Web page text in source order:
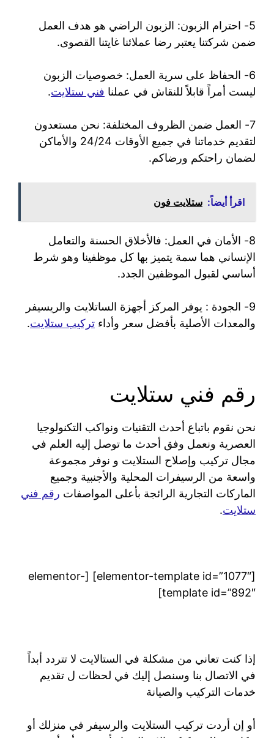
5- احترام الزبون: الزبون الراضي هو هدف العمل
ضمن شركتنا يعتبر رضا عملائنا غايتنا القصوى.
6- الحفاظ على سرية العمل: خصوصيات الزبون
ليست أمراً قابلاً للنقاش في عملنا فني ستلايت.
7- العمل ضمن الظروف المختلفة: نحن مستعدون
لتقديم خدماتنا في جميع الأوقات 24/24 والأماكن
لضمان راحتكم ورضاكم.
اقرأ أيضاً: ستلايت فون
8- الأمان في العمل: فالأخلاق الحسنة والتعامل
الإنساني هما سمة يتميز بها كل موظفينا وهو شرط
أساسي لقبول الموظفين الجدد.
9- الجودة : يوفر المركز أجهزة الساتلايت والريسيفر
والمعدات الأصلية بأفضل سعر وأداء تركيب ستلايت.
رقم فني ستلايت
نحن نقوم باتباع أحدث التقنيات ونواكب التكنولوجيا
العصرية ونعمل وفق أحدث ما توصل إليه العلم في
مجال تركيب وإصلاح الستلايت و نوفر مجموعة
واسعة من الرسيفرات المحلية والأجنبية وجميع
الماركات التجارية الرائجة بأعلى المواصفات رقم فني
ستلايت.
[elementor-template id=”1077″] [elementor-
template id=”892″]
إذا كنت تعاني من مشكلة في الستالايت لا تتردد أبداً
في الاتصال بنا وسنصل إليك في لحظات ل تقديم
خدمات التركيب والصيانة
أو إن أردت تركيب الستلايت والرسيفر في منزلك أو